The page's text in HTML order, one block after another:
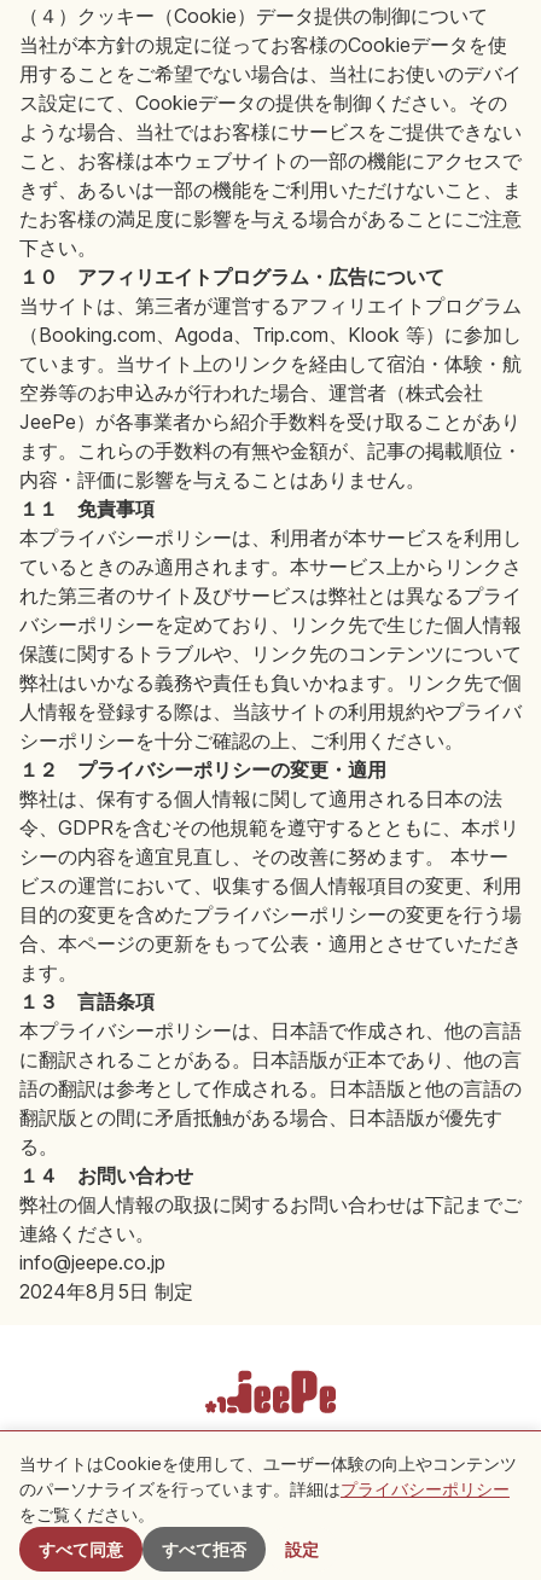
（４）クッキー（Cookie）データ提供の制御について
当社が本方針の規定に従ってお客様のCookieデータを使
用することをご希望でない場合は、当社にお使いのデバイ
ス設定にて、Cookieデータの提供を制御ください。その
ような場合、当社ではお客様にサービスをご提供できない
こと、お客様は本ウェブサイトの一部の機能にアクセスで
きず、あるいは一部の機能をご利用いただけないこと、ま
たお客様の満足度に影響を与える場合があることにご注意
下さい。
１０ アフィリエイトプログラム・広告について
当サイトは、第三者が運営するアフィリエイトプログラム
（Booking.com、Agoda、Trip.com、Klook 等）に参加し
ています。当サイト上のリンクを経由して宿泊・体験・航
空券等のお申込みが行われた場合、運営者（株式会社
JeePe）が各事業者から紹介手数料を受け取ることがあり
ます。これらの手数料の有無や金額が、記事の掲載順位・
内容・評価に影響を与えることはありません。
１１ 免責事項
本プライバシーポリシーは、利用者が本サービスを利用し
ているときのみ適用されます。本サービス上からリンクさ
れた第三者のサイト及びサービスは弊社とは異なるプライ
バシーポリシーを定めており、リンク先で生じた個人情報
保護に関するトラブルや、リンク先のコンテンツについて
弊社はいかなる義務や責任も負いかねます。リンク先で個
人情報を登録する際は、当該サイトの利用規約やプライバ
シーポリシーを十分ご確認の上、ご利用ください。
１２ プライバシーポリシーの変更・適用
弊社は、保有する個人情報に関して適用される日本の法
令、GDPRを含むその他規範を遵守するとともに、本ポリ
シーの内容を適宜見直し、その改善に努めます。 本サー
ビスの運営において、収集する個人情報項目の変更、利用
目的の変更を含めたプライバシーポリシーの変更を行う場
合、本ページの更新をもって公表・適用とさせていただき
ます。
１３ 言語条項
本プライバシーポリシーは、日本語で作成され、他の言語
に翻訳されることがある。日本語版が正本であり、他の言
語の翻訳は参考として作成される。日本語版と他の言語の
翻訳版との間に矛盾抵触がある場合、日本語版が優先す
る。
１４ お問い合わせ
弊社の個人情報の取扱に関するお問い合わせは下記までご
連絡ください。
info@jeepe.co.jp
2024年8月5日 制定
Copyright © 2026 JeePe Inc. All rights reserved.
当サイトはCookieを使用して、ユーザー体験の向上やコンテンツ
のパーソナライズを行っています。詳細はプライバシーポリシー
をご覧ください。
すべて同意
すべて拒否 設定